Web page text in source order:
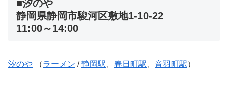
■汐のや
静岡県静岡市駿河区敷地1-10-22
11:00～14:00
汐のや （ラーメン /静岡駅 春日町駅 音羽町駅）